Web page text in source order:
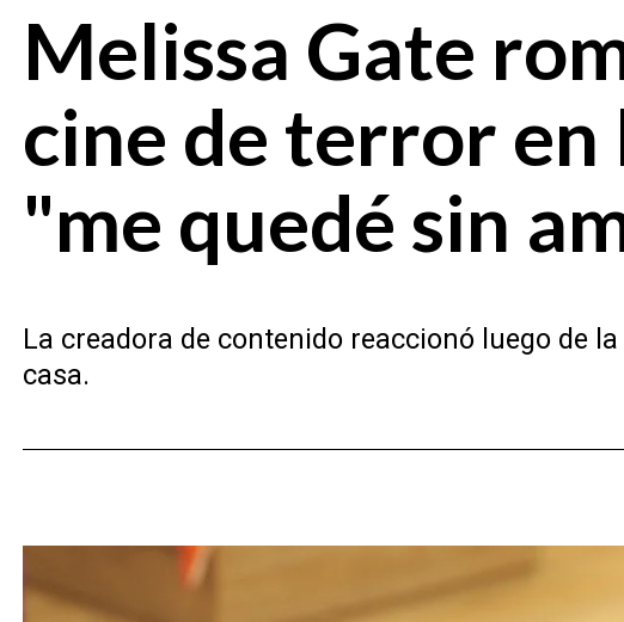
Melissa Gate
cine de terror en
"me quedé sin
La creadora de contenido reaccionó luego de
casa.